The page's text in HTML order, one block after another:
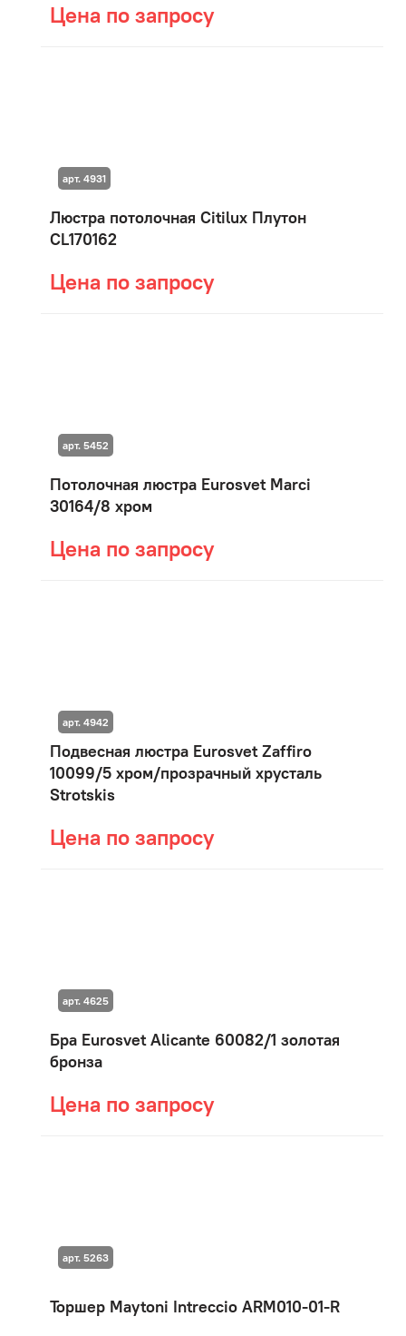
Цена по запросу
Люстра потолочная Citilux Плутон
CL170162
Цена по запросу
арт. 4931
Потолочная люстра Eurosvet Marci
30164/8 хром
Цена по запросу
арт. 5452
Подвесная люстра Eurosvet Zaffiro
10099/5 хром/прозрачный хрусталь
Strotskis
Цена по запросу
арт. 4942
Бра Eurosvet Alicante 60082/1 золотая
бронза
Цена по запросу
арт. 4625
Торшер Maytoni Intreccio ARM010-01-R
арт. 5263